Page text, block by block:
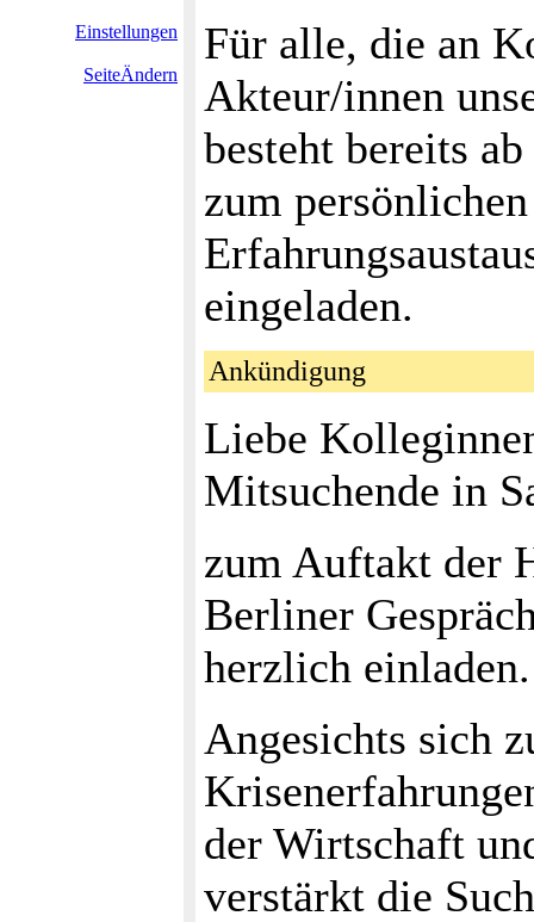
Einstellungen
SeiteÄndern
Für alle, die an
Akteur/innen
besteht bereits
zum
eingeladen.
Ankündigung
Liebe
Mitsuchende in
zum Auftakt der
Berliner
herzlich einladen.
Angesichts sich
der Wirtschaft
verstärkt die